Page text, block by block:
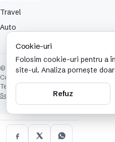
Travel
Auto
© 2026 TechCafe. Toate drepturile
Contact
Termeni și condiții
Setări cookie-uri
Cookie-uri
Folosim cookie-uri pentru a
site-ul. Analiza pornește
Refuz